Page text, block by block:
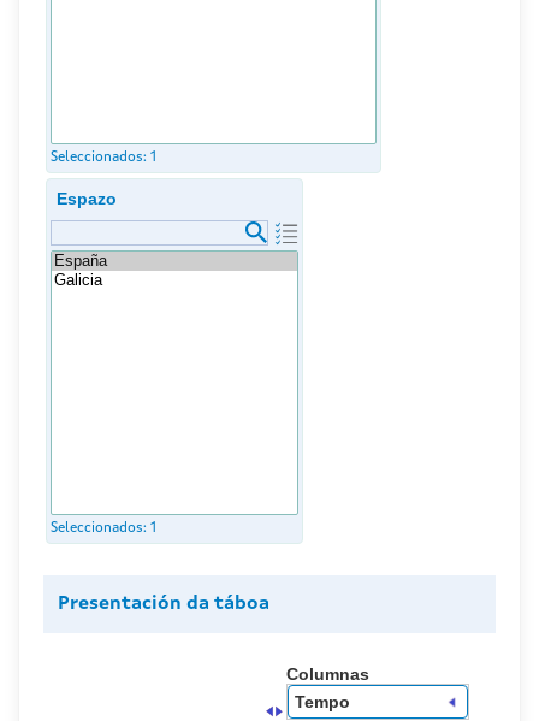
Seleccionados: 1
Espazo
Seleccionados: 1
Presentación da táboa
Columnas
Tempo